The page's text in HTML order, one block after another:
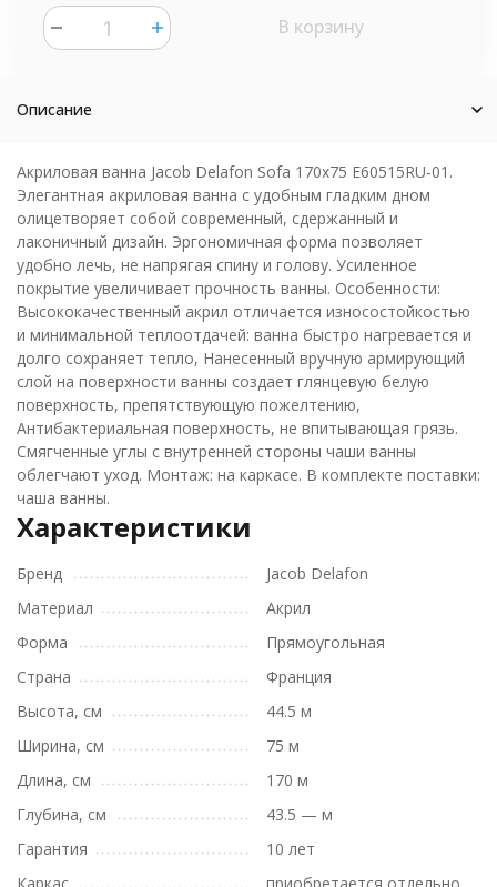
В корзину
Описание
Акриловая ванна Jacob Delafon Sofa 170x75 E60515RU-01.
Элегантная акриловая ванна с удобным гладким дном
олицетворяет собой современный, сдержанный и
лаконичный дизайн. Эргономичная форма позволяет
удобно лечь, не напрягая спину и голову. Усиленное
покрытие увеличивает прочность ванны. Особенности:
Высококачественный акрил отличается износостойкостью
и минимальной теплоотдачей: ванна быстро нагревается и
долго сохраняет тепло, Нанесенный вручную армирующий
слой на поверхности ванны создает глянцевую белую
поверхность, препятствующую пожелтению,
Антибактериальная поверхность, не впитывающая грязь.
Смягченные углы с внутренней стороны чаши ванны
облегчают уход. Монтаж: на каркасе. В комплекте поставки:
чаша ванны.
Характеристики
Бренд
Jacob Delafon
Материал
Акрил
Форма
Прямоугольная
Страна
Франция
Высота, см
44.5 м
Ширина, см
75 м
Длина, см
170 м
Глубина, см
43.5 — м
Гарантия
10 лет